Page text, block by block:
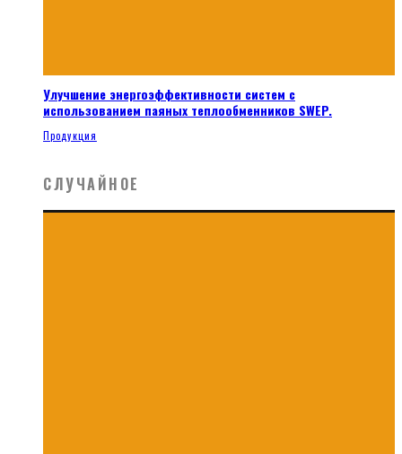
Улучшение энергоэффективности систем с
использованием паяных теплообменников SWEP.
Продукция
СЛУЧАЙНОЕ